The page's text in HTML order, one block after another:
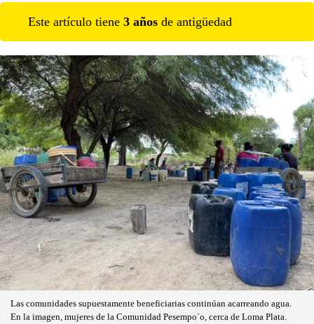
Este artículo tiene 3 años de antigüedad
Las comunidades supuestamente beneficiarias continúan acarreando agua.
En la imagen, mujeres de la Comunidad Pesempo´o, cerca de Loma Plata.